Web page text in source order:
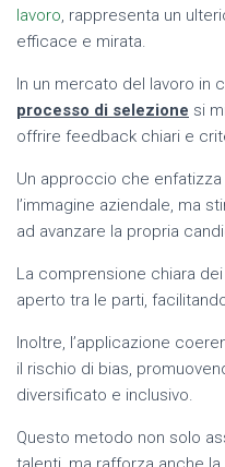
lavoro, rappresenta un
efficace e mirata.
In un mercato del lavoro in
processo di selezione si
offrire feedback chiari e
Un approccio che
l’immagine aziendale, ma
ad avanzare la propria
La comprensione chiara
aperto tra le parti,
Inoltre, l’applicazione
il rischio di bias,
diversificato e inclusivo.
Questo metodo non solo